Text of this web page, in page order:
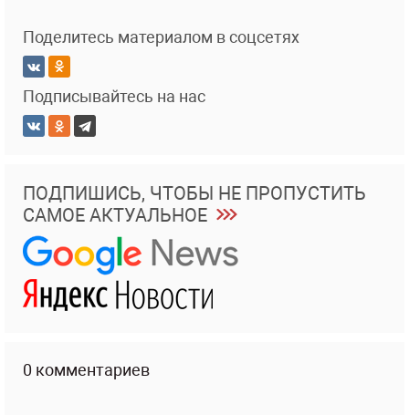
Поделитесь материалом в соцсетях
Подписывайтесь на нас
ПОДПИШИСЬ, ЧТОБЫ НЕ ПРОПУСТИТЬ
САМОЕ АКТУАЛЬНОЕ
0 комментариев